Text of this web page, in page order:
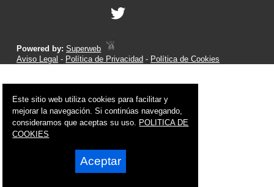
Powered by:Superweb
Aviso Legal - Política de Privacidad - Política de Cookies
Este sitio web utiliza cookies para facilitar y
mejorar la navegación. Si continúas navegando,
consideramos que aceptas su uso. POLITICA DE
COOKIES
Aceptar